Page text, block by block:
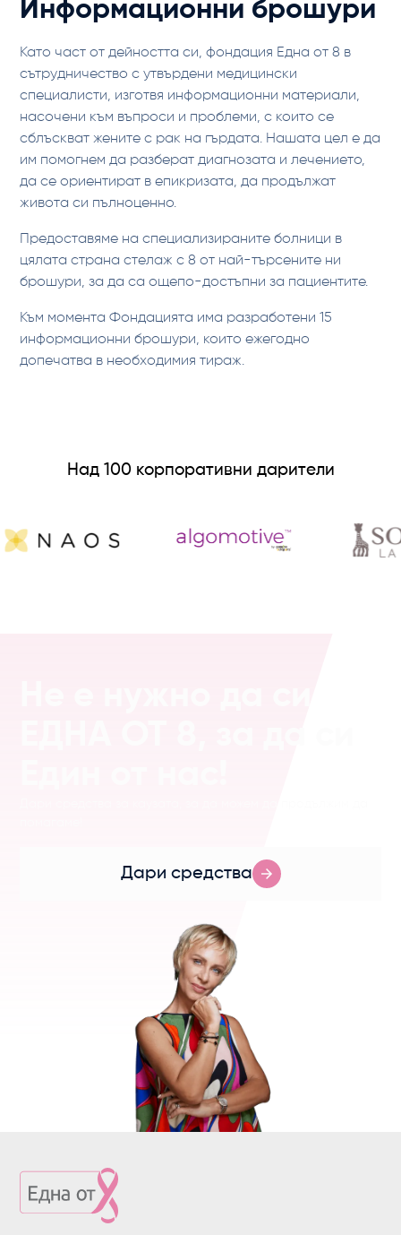
Информационни брошури
Като част от дейността си, фондация Една от 8 в
сътрудничество с утвърдени медицински
специалисти, изготвя информационни материали,
насочени към въпроси и проблеми, с които се
сблъскват жените с рак на гърдата. Нашата цел е да
им помогнем да разберат диагнозата и лечението,
да се ориентират в епикризата, да продължат
живота си пълноценно.
Предоставяме на специализираните болници в
цялата страна стелаж с 8 от най-търсените ни
брошури, за да са ощепо-достъпни за пациентите.
Към момента Фондацията има разработени 15
информационни брошури, които ежегодно
допечатва в необходимия тираж.
Над 100 корпоративни дарители
Дари средства